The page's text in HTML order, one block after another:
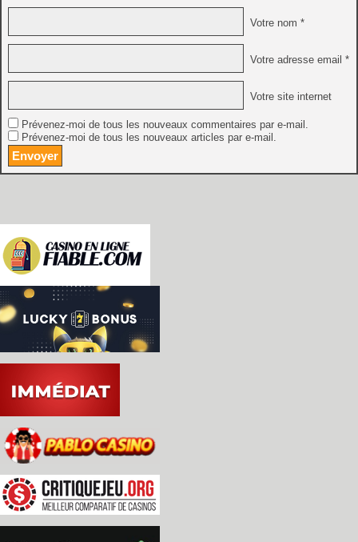
Votre nom *
Votre adresse email *
Votre site internet
Prévenez-moi de tous les nouveaux commentaires par e-mail.
Prévenez-moi de tous les nouveaux articles par e-mail.